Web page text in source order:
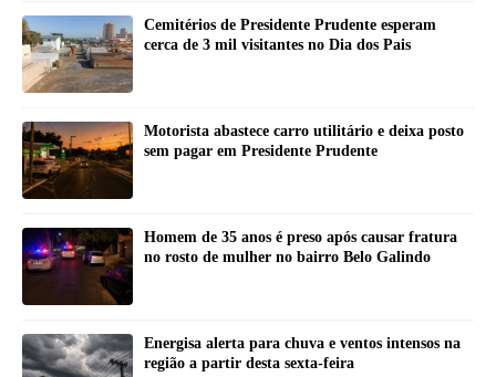
Cemitérios de Presidente Prudente esperam
cerca de 3 mil visitantes no Dia dos Pais
Motorista abastece carro utilitário e deixa posto
sem pagar em Presidente Prudente
Homem de 35 anos é preso após causar fratura
no rosto de mulher no bairro Belo Galindo
Energisa alerta para chuva e ventos intensos na
região a partir desta sexta-feira